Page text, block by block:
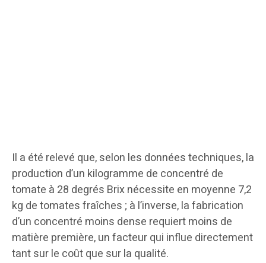
Il a été relevé que, selon les données techniques, la
production d’un kilogramme de concentré de
tomate à 28 degrés Brix nécessite en moyenne 7,2
kg de tomates fraîches ; à l’inverse, la fabrication
d’un concentré moins dense requiert moins de
matière première, un facteur qui influe directement
tant sur le coût que sur la qualité.